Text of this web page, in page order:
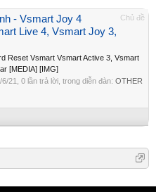
Chủ đề
- Vsmart Joy 4
Live 4, Vsmart Joy 3,
Reset Vsmart Vsmart Active 3, Vsmart
[MEDIA] [IMG]
6/21 , 0 lần trả lời, trong diễn đàn: OTHER